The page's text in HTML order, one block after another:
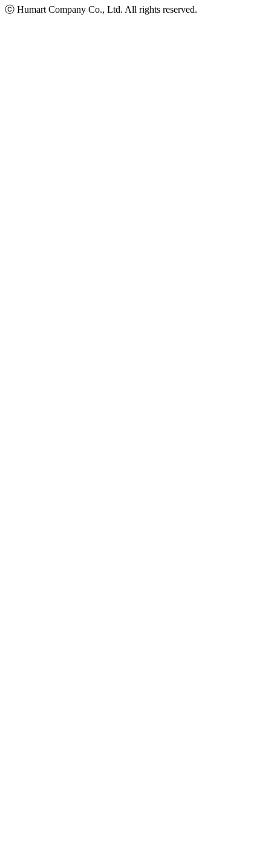
ⓒ Humart Company Co., Ltd. All rights reserved.